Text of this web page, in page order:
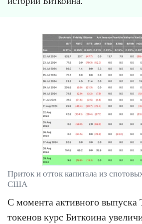
Приток и отток капитала из
США
С момента активного выпуска
токенов курс Биткоина